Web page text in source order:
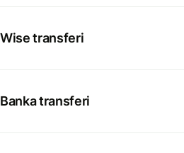
Wise transferi
Banka transferi